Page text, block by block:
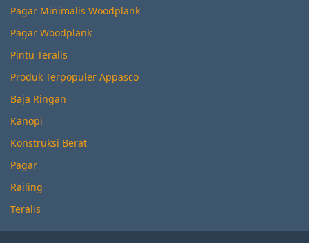
Pagar Minimalis Woodplank
Pagar Woodplank
Pintu Teralis
Produk Terpopuler Appasco
Baja Ringan
Kanopi
Konstruksi Berat
Pagar
Railing
Teralis